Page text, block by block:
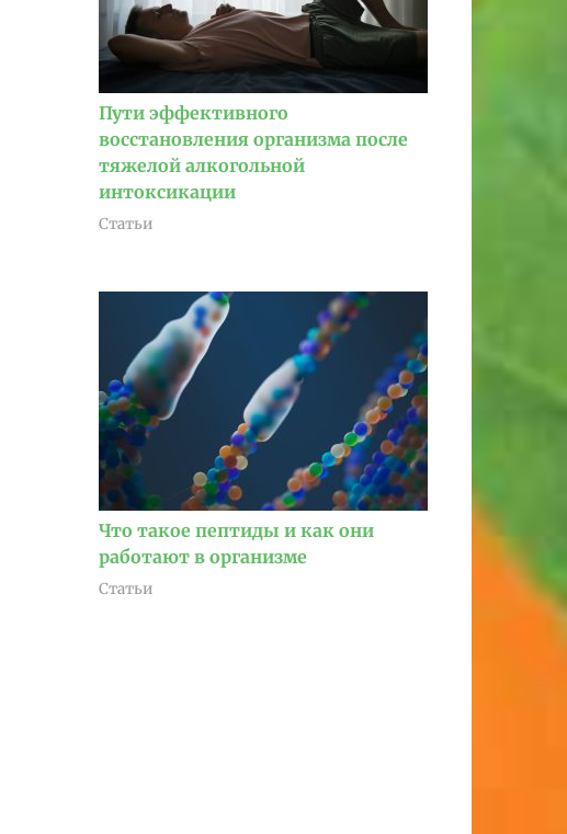
Пути эффективного
восстановления организма после
тяжелой алкогольной
интоксикации
Статьи
Что такое пептиды и как они
работают в организме
Статьи